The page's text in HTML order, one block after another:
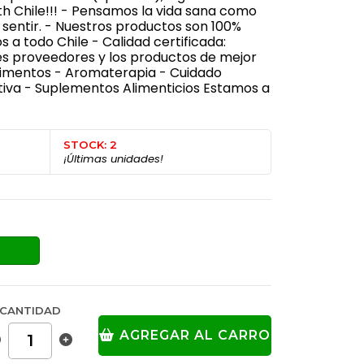
Chile!!! - Pensamos la vida sana como
- Nuestros productos son 100%
a todo Chile - Calidad certificada:
proveedores y los productos de mejor
- Aromaterapia - Cuidado
- Suplementos Alimenticios Estamos a
STOCK: 2
¡Últimas unidades!
CANTIDAD
AGREGAR AL CARRO